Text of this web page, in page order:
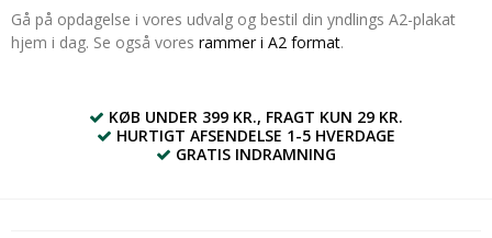
Gå på opdagelse i vores udvalg og bestil din yndlings A2-plakat
hjem i dag. Se også vores rammer i A2 format.
KØB UNDER 399 KR., FRAGT KUN 29 KR.
HURTIGT AFSENDELSE 1-5 HVERDAGE
GRATIS INDRAMNING